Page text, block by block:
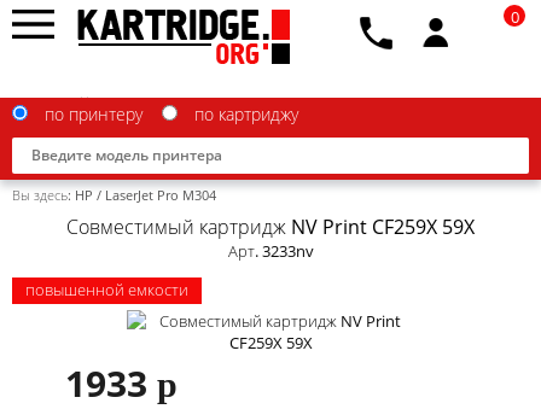
Brother
Epson
по принтеру по картриджу
0
Вы здесь: HP / LaserJet Pro M304
Совместимый картридж NV Print CF259X 59X
Арт. 3233nv
повышенной емкости
1933 p